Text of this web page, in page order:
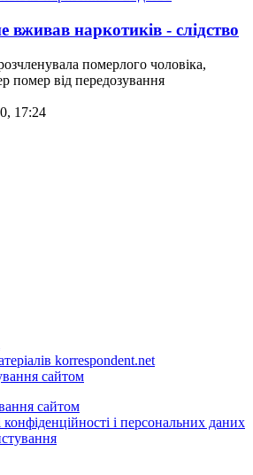
вживав наркотиків - слідство
померлого чоловіка,
помер від передозування
17:24
korrespondent.net
сайтом
сайтом
і персональних даних